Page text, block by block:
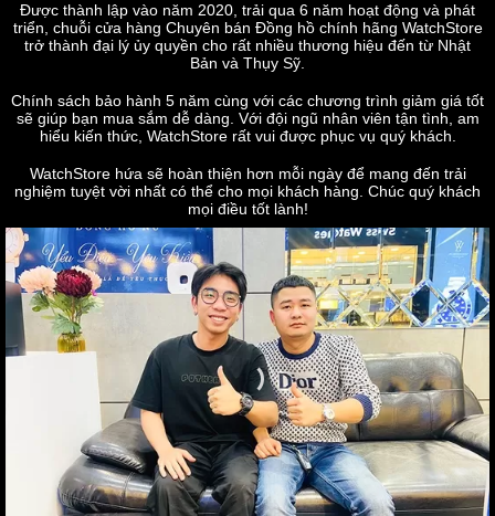
Được thành lập vào năm 2020, trải qua 6 năm hoạt động và phát
triển, chuỗi cửa hàng Chuyên bán Đồng hồ chính hãng WatchStore
trở thành đại lý ủy quyền cho rất nhiều thương hiệu đến từ Nhật
Bản và Thụy Sỹ.
Chính sách bảo hành 5 năm cùng với các chương trình giảm giá tốt
sẽ giúp bạn mua sắm dễ dàng. Với đội ngũ nhân viên tận tình, am
hiểu kiến thức, WatchStore rất vui được phục vụ quý khách.
WatchStore hứa sẽ hoàn thiện hơn mỗi ngày để mang đến trải
nghiệm tuyệt vời nhất có thể cho mọi khách hàng. Chúc quý khách
mọi điều tốt lành!